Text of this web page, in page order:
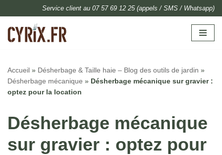
Skip
to
Service client au 07 57 69 12 25 (appels / SMS / Whatsapp)
Accueil » Désherbage & Taille haie – Blog des outils de jardin »
Désherbage mécanique » Désherbage mécanique sur gravier :
optez pour la location
Désherbage mécanique
sur gravier : optez pour